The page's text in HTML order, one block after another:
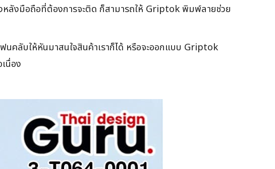
ลังมือถือที่ต้องการจะติด ก็สามารถให้ Griptok พิมพ์ลายช่วย
ลับให้หันมาสนใจสินค้าเราก็ได้ หรือจะออกแบบ Griptok
นื่อง